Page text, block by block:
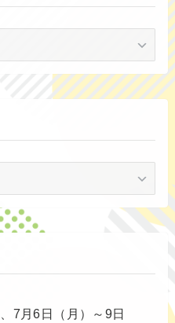
7月6日（月）～9日